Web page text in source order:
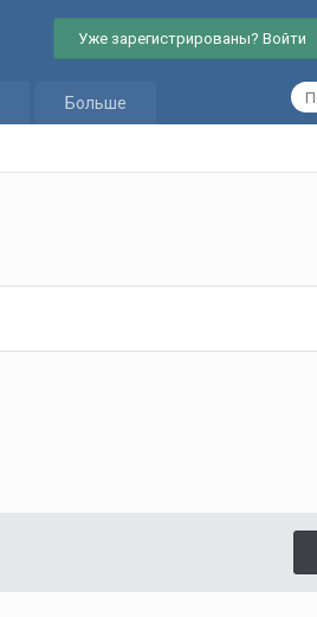
Уже зарегистрированы? Войти
Больше